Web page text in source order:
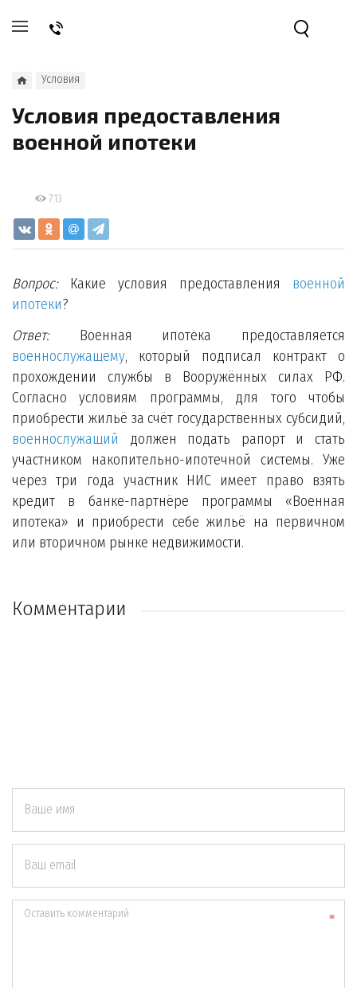
Условия
Условия предоставления
военной ипотеки
713
Вопрос:Какие условия предоставления военной
ипотеки?
Ответ:Военная ипотека предоставляется
военнослужащему, который подписал контракт о
прохождении службы в Вооружённых силах РФ.
Согласно условиям программы, для того чтобы
приобрести жильё за счёт государственных субсидий,
военнослужащий должен подать рапорт и стать
участником накопительно-ипотечной системы. Уже
через три года участник НИС имеет право взять
кредит в банке-партнёре программы «Военная
ипотека» и приобрести себе жильё на первичном
или вторичном рынке недвижимости.
Комментарии
Ваше имя
Ваш email
Оставить комментарий